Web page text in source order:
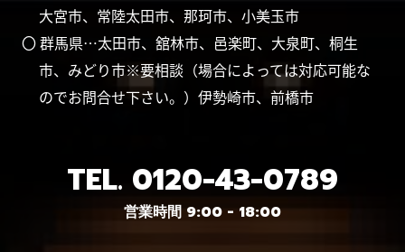
大宮市、常陸太田市、那珂市、小美玉市
〇 群馬県…太田市、舘林市、邑楽町、大泉町、桐生
市、みどり市※要相談（場合によっては対応可能な
のでお問合せ下さい。）伊勢崎市、前橋市
TEL. 0120-43-0789
営業時間 9:00 - 18:00